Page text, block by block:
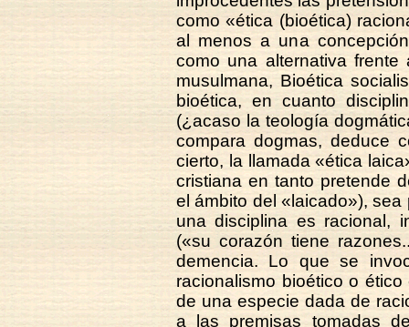
como «ética (bioética)
al menos a una
como una alternativa
musulmana, Bioética
bioética, en cuanto
(¿acaso la teología
compara dogmas, deduce
cierto, la llamada «ética
cristiana en tanto pretende
el ámbito del «laicado»),
una disciplina es racional,
(«su corazón tiene
demencia. Lo que se
racionalismo bioético o
de una especie dada de
a las premisas tomadas